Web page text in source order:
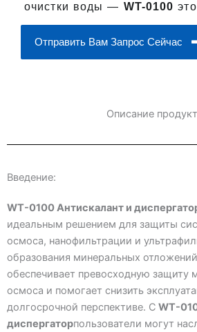
очистки воды — WT-0100
Отправить Вам Запрос Сейчас
Описание
Введение:
WT-0100 Антискалант и
идеальным решением для защиты
осмоса, нанофильтрации и
образования минеральных
обеспечивает превосходную защиту
осмоса и помогает снизить
долгосрочной перспективе. С WT-
диспергаторпользователи могут